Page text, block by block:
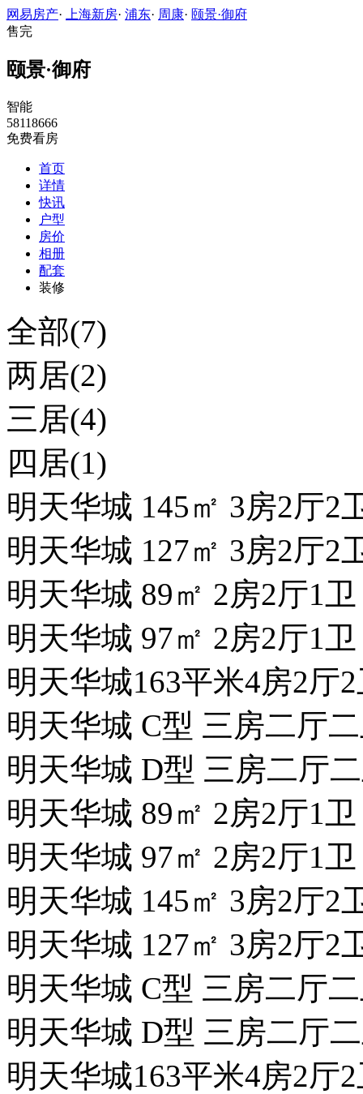
网易房产· 上海新房· 浦东· 周康· 颐景·御府
售完
颐景·御府
智能
58118666
免费看房
首页
详情
快讯
户型
房价
相册
配套
装修
全部(7)
两居(2)
三居(4)
四居(1)
明天华城 145㎡ 3房2厅2
明天华城 127㎡ 3房2厅2
明天华城 89㎡ 2房2厅1
明天华城 97㎡ 2房2厅1
明天华城163平米4房2厅
明天华城 C型 三房二厅
明天华城 D型 三房二厅
明天华城 89㎡ 2房2厅1
明天华城 97㎡ 2房2厅1
明天华城 145㎡ 3房2厅2
明天华城 127㎡ 3房2厅2
明天华城 C型 三房二厅
明天华城 D型 三房二厅
明天华城163平米4房2厅